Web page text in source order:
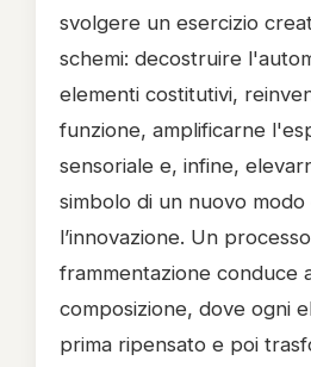
svolgere un esercizio
schemi: decostruire
elementi costitutivi,
funzione, amplificarne
sensoriale e, infine,
simbolo di un nuovo
l’innovazione. Un
frammentazione conduce
composizione, dove ogni
prima ripensato e poi